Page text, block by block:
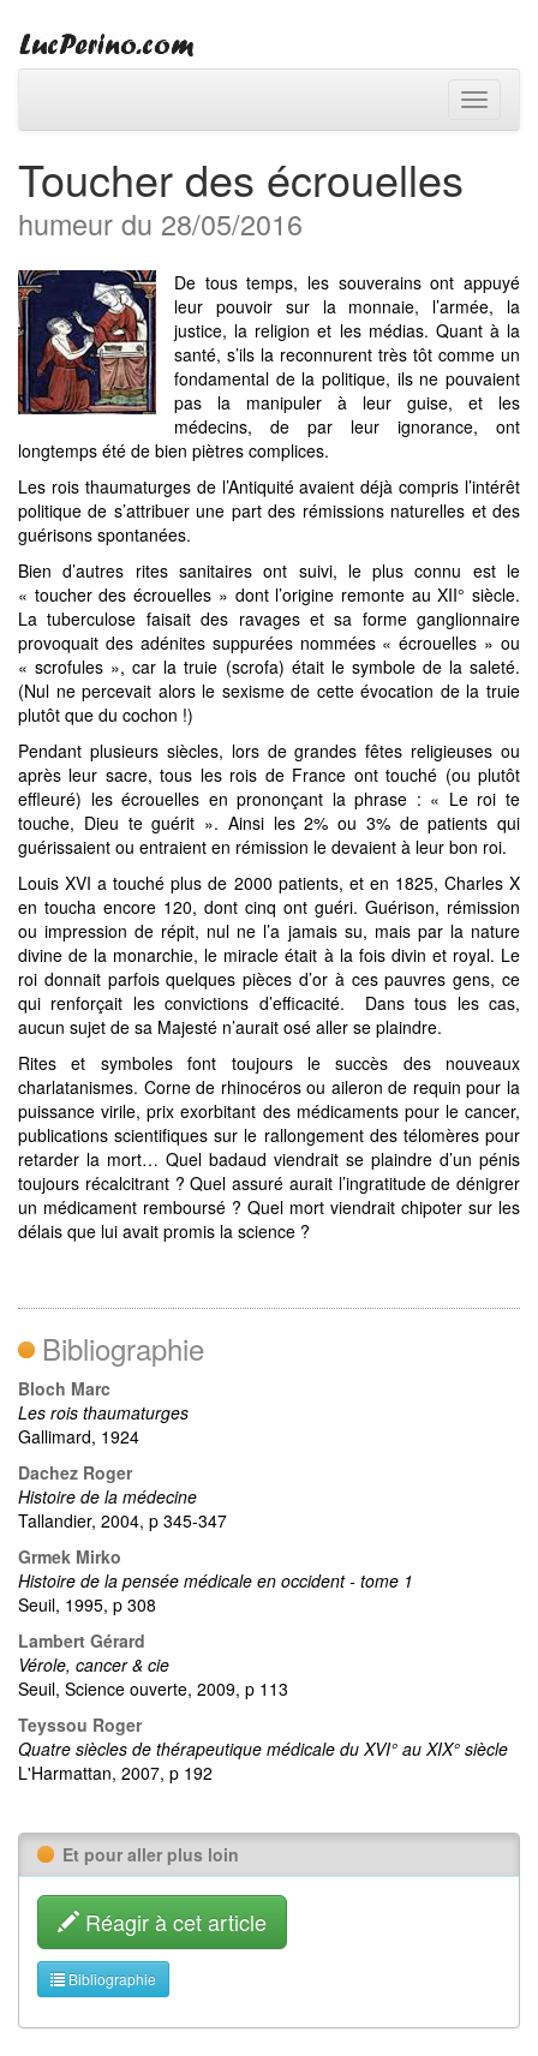
Toggle
Toucher des écrouelles
humeur du 28/05/2016
De tous temps, les souverains ont appuyé
leur pouvoir sur la monnaie, l’armée, la
justice, la religion et les médias. Quant à la
santé, s’ils la reconnurent très tôt comme un
fondamental de la politique, ils ne pouvaient
pas la manipuler à leur guise, et les
médecins, de par leur ignorance, ont
longtemps été de bien piètres complices.
Les rois thaumaturges de l’Antiquité avaient déjà compris l’intérêt
politique de s’attribuer une part des rémissions naturelles et des
guérisons spontanées.
Bien d’autres rites sanitaires ont suivi, le plus connu est le
« toucher des écrouelles » dont l’origine remonte au XII° siècle.
La tuberculose faisait des ravages et sa forme ganglionnaire
provoquait des adénites suppurées nommées « écrouelles » ou
« scrofules », car la truie (scrofa) était le symbole de la saleté.
(Nul ne percevait alors le sexisme de cette évocation de la truie
plutôt que du cochon !)
Pendant plusieurs siècles, lors de grandes fêtes religieuses ou
après leur sacre, tous les rois de France ont touché (ou plutôt
effleuré) les écrouelles en prononçant la phrase : « Le roi te
touche, Dieu te guérit ». Ainsi les 2% ou 3% de patients qui
guérissaient ou entraient en rémission le devaient à leur bon roi.
Louis XVI a touché plus de 2000 patients, et en 1825, Charles X
en toucha encore 120, dont cinq ont guéri. Guérison, rémission
ou impression de répit, nul ne l’a jamais su, mais par la nature
divine de la monarchie, le miracle était à la fois divin et royal. Le
roi donnait parfois quelques pièces d’or à ces pauvres gens, ce
qui renforçait les convictions d’efficacité. Dans tous les cas,
aucun sujet de sa Majesté n’aurait osé aller se plaindre.
Rites et symboles font toujours le succès des nouveaux
charlatanismes. Corne de rhinocéros ou aileron de requin pour la
puissance virile, prix exorbitant des médicaments pour le cancer,
publications scientifiques sur le rallongement des télomères pour
retarder la mort… Quel badaud viendrait se plaindre d’un pénis
toujours récalcitrant ? Quel assuré aurait l’ingratitude de dénigrer
un médicament remboursé ? Quel mort viendrait chipoter sur les
délais que lui avait promis la science ?
Bibliographie
Bloch Marc
Les rois thaumaturges
Gallimard, 1924
Dachez Roger
Histoire de la médecine
Tallandier, 2004, p 345-347
Grmek Mirko
Histoire de la pensée médicale en occident - tome 1
Seuil, 1995, p 308
Lambert Gérard
Vérole, cancer & cie
Seuil, Science ouverte, 2009, p 113
Teyssou Roger
Quatre siècles de thérapeutique médicale du XVI° au XIX° siècle
L'Harmattan, 2007, p 192
Et pour aller plus loin
Réagir à cet article
Bibliographie